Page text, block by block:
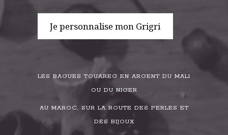
Je personnalise mon Grigri
LES BAGUES TOUAREG EN ARGENT DU MALI
OU DU NIGER
AU MAROC, SUR LA ROUTE DES PERLES ET
DES BIJOUX